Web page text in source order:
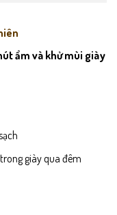
ẩm và khử mùi giày
giày qua đêm